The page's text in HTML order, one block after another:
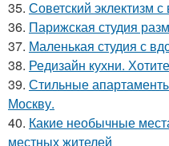
35. Советский эклектизм
36. Парижская студия
37. Маленькая студия с
38. Редизайн кухни.
39. Стильные
Москву.
40. Какие необычные
местных жителей